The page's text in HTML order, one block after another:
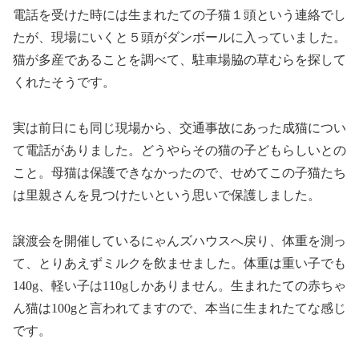
電話を受けた時には生まれたての子猫１頭という連絡でし
たが、現場にいくと５頭がダンボールに入っていました。
猫が多産であることを調べて、駐車場脇の草むらを探して
くれたそうです。
実は前日にも同じ現場から、交通事故にあった成猫につい
て電話がありました。どうやらその猫の子どもらしいとの
こと。母猫は保護できなかったので、せめてこの子猫たち
は里親さんを見つけたいという思いで保護しました。
譲渡会を開催しているにゃんズハウスへ戻り、体重を測っ
て、とりあえずミルクを飲ませました。体重は重い子でも
140g、軽い子は110gしかありません。生まれたての赤ちゃ
ん猫は100gと言われてますので、本当に生まれたてな感じ
です。